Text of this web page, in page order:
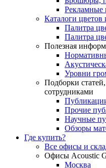
Рекламные
Каталоги цветов
Палитра
Палитра
Полезная
Уровни
Подборки
сотрудниками
Прочие
Научные
Обзоры
Где купить?
Все офисы и
Офисы Acoustic
Москва